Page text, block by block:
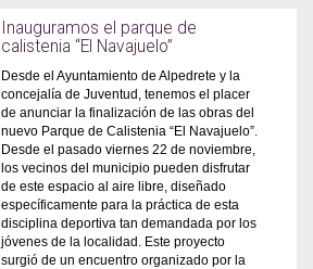
Inauguramos el parque de
calistenia “El Navajuelo”
Desde el Ayuntamiento de Alpedrete y la
concejalía de Juventud, tenemos el placer
de anunciar la finalización de las obras del
nuevo Parque de Calistenia “El Navajuelo”.
Desde el pasado viernes 22 de noviembre,
los vecinos del municipio pueden disfrutar
de este espacio al aire libre, diseñado
específicamente para la práctica de esta
disciplina deportiva tan demandada por los
jóvenes de la localidad. Este proyecto
surgió de un encuentro organizado por la